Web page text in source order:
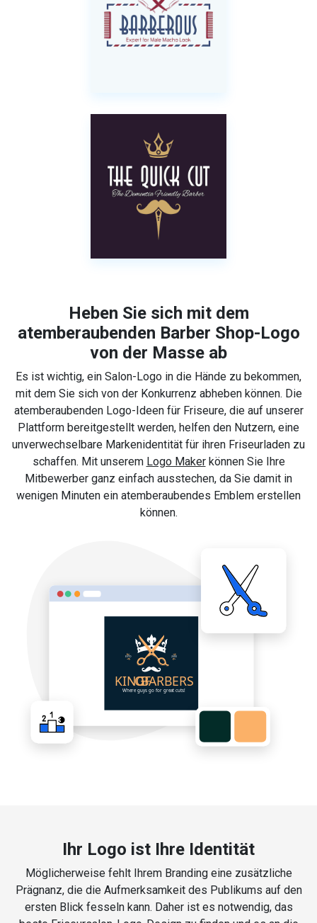
Heben Sie sich mit dem
atemberaubenden Barber Shop-Logo
von der Masse ab
Es ist wichtig, ein Salon-Logo in die Hände zu bekommen,
mit dem Sie sich von der Konkurrenz abheben können. Die
atemberaubenden Logo-Ideen für Friseure, die auf unserer
Plattform bereitgestellt werden, helfen den Nutzern, eine
unverwechselbare Markenidentität für ihren Friseurladen zu
schaffen. Mit unserem Logo Makerkönnen Sie Ihre
Mitbewerber ganz einfach ausstechen, da Sie damit in
wenigen Minuten ein atemberaubendes Emblem erstellen
können.
Ihr Logo ist Ihre Identität
Möglicherweise fehlt Ihrem Branding eine zusätzliche
Prägnanz, die die Aufmerksamkeit des Publikums auf den
ersten Blick fesseln kann. Daher ist es notwendig, das